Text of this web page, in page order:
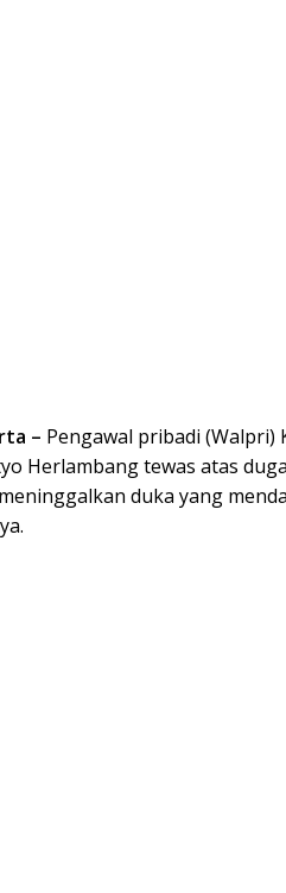
– Pengawal pribadi (Walpri)
Herlambang tewas atas
duka yang